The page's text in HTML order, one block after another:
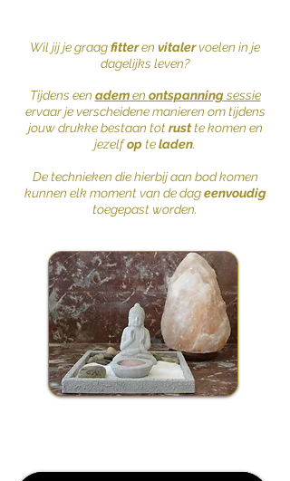
Wil jij je graagfitteren vitalervoelen in je
dagelijks leven?
Tijdens een ademen ontspanningsessie
ervaar je verscheidene manieren om tijdens
jouw drukke bestaan totrustte komen en
jezelfop teladen.
De technieken die hierbij aan bod komen
kunnen elk moment van de dageenvoudig
toegepast worden.